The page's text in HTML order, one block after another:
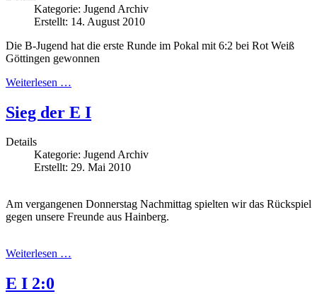
Kategorie: Jugend Archiv
Erstellt: 14. August 2010
Die B-Jugend hat die erste Runde im Pokal mit 6:2 bei Rot Weiß
Göttingen gewonnen
Weiterlesen …
Sieg der E I
Details
Kategorie: Jugend Archiv
Erstellt: 29. Mai 2010
Am vergangenen Donnerstag Nachmittag spielten wir das Rückspiel
gegen unsere Freunde aus Hainberg.
Weiterlesen …
E I 2:0